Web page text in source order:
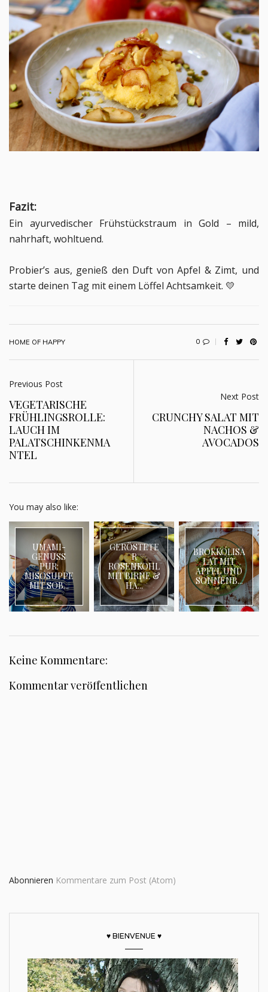
Fazit:
Ein ayurvedischer Frühstückstraum in Gold – mild,
nahrhaft, wohltuend.
Probier’s aus, genieß den Duft von Apfel & Zimt, und
starte deinen Tag mit einem Löffel Achtsamkeit. 💛
HOME OF HAPPY 0
Previous Post
VEGETARISCHE
FRÜHLINGSROLLE:
LAUCH IM
PALATSCHINKENMA
NTEL
Next Post
CRUNCHY SALAT MIT
NACHOS &
AVOCADOS
You may also like:
UMAMI-
GENUSS
PUR:
MISOSUPPE
MIT SOB...
GERÖSTETE
R
ROSENKOHL
MIT BIRNE &
HA...
BROKKOLISA
LAT MIT
APFEL UND
SONNENB...
Keine Kommentare:
Kommentar veröffentlichen
Abonnieren Kommentare zum Post (Atom)
♥ BIENVENUE ♥